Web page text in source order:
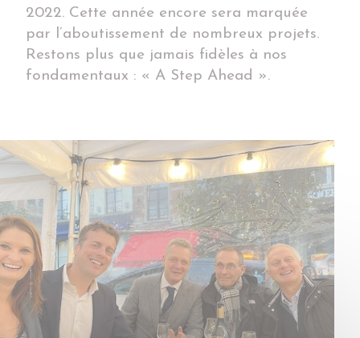
2022. Cette année encore sera marquée
par l’aboutissement de nombreux projets.
Restons plus que jamais fidèles à nos
fondamentaux : « A Step Ahead ».